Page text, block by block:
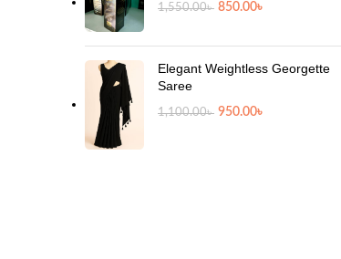
1,550.00৳ 850.00৳
Elegant Weightless Georgette
Saree
1,100.00৳ 950.00৳